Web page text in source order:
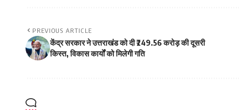
PREVIOUS ARTICLE
केंद्र सरकार ने उत्तराखंड को दी ₹249.56 करोड़ की दूसरी
किस्त, विकास कार्यों को मिलेगी गति